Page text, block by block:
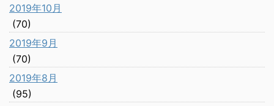
2019年10月
(70)
2019年9月
(70)
2019年8月
(95)